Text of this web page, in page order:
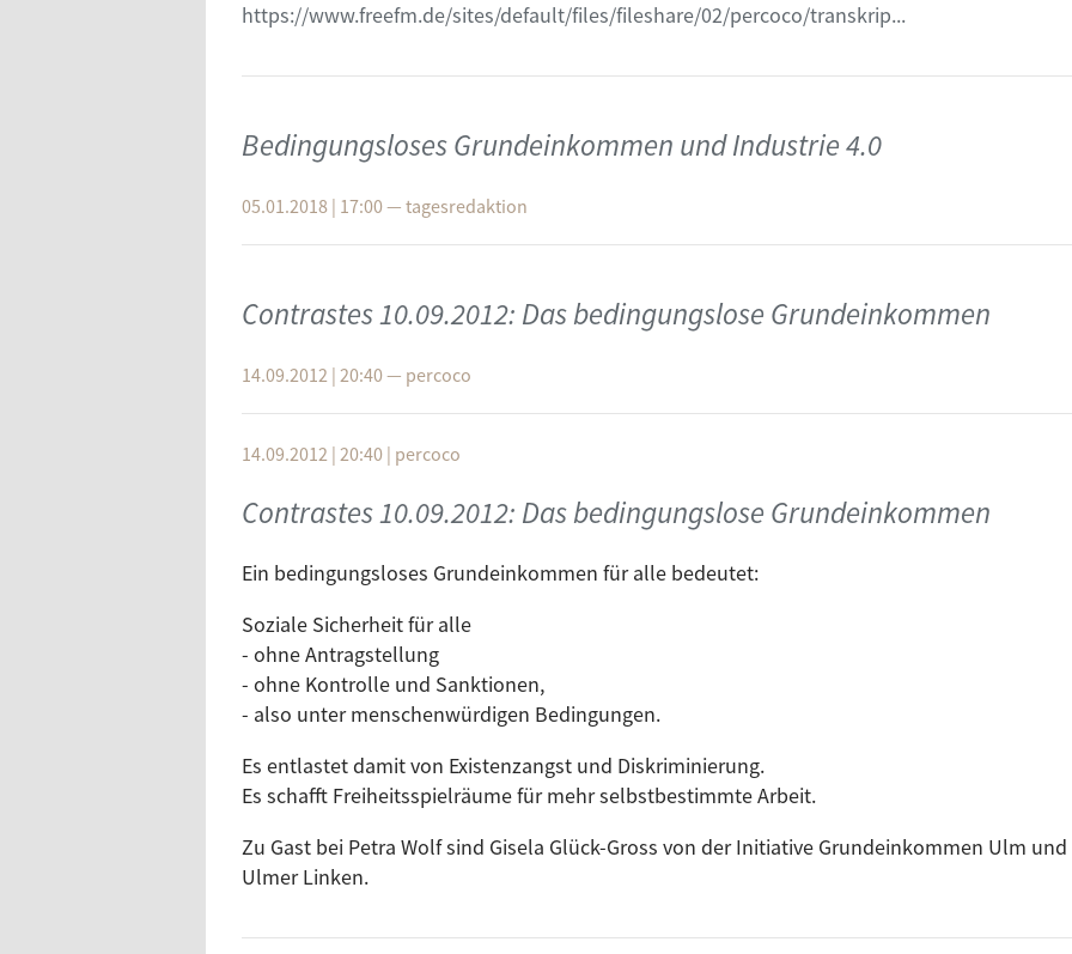
https://www.freefm.de/sites/default/files/fileshare/02/percoco/transkrip...
Bedingungsloses Grundeinkommen und Industrie 4.0
05.01.2018 | 17:00— tagesredaktion
Contrastes 10.09.2012: Das bedingungslose Grundeinkommen
14.09.2012 | 20:40— percoco
14.09.2012 | 20:40 | percoco
Contrastes 10.09.2012: Das bedingungslose Grundeinkommen
Ein bedingungsloses Grundeinkommen für alle bedeutet:
Soziale Sicherheit für alle
- ohne Antragstellung
- ohne Kontrolle und Sanktionen,
- also unter menschenwürdigen Bedingungen.
Es entlastet damit von Existenzangst und Diskriminierung.
Es schafft Freiheitsspielräume für mehr selbstbestimmte Arbeit.
Zu Gast bei Petra Wolf sind Gisela Glück-Gross von der Initiative Grundeinkommen Ulm
Ulmer Linken.